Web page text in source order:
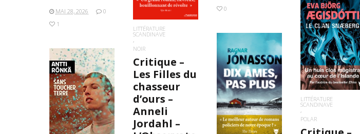
MAI 28, 2026
0
1
0
LITTÉRATURE
SCANDINAVE
NOIR
Critique –
Les Filles du
chasseur
d’ours –
Anneli
Jordahl –
LIRE LA SUITE
LITTÉRATURE
SCANDINAVE
POLAR
LIRE LA SUITE
LIRE LA SUITE